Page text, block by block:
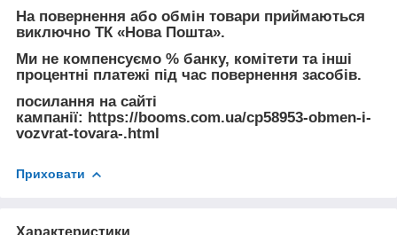
На повернення або обмін товари приймаються
виключно ТК «Нова Пошта».
Ми не компенсуємо % банку, комітети та інші
процентні платежі під час повернення засобів.
посилання на сайті
кампанії: https://booms.com.ua/cp58953-obmen-i-
vozvrat-tovara-.html
Приховати
Характеристики